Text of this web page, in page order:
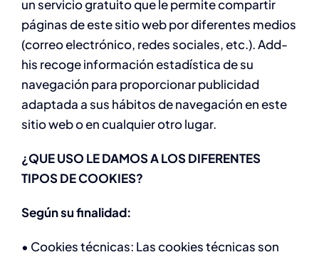
un servicio gratuito que le permite compartir
páginas de este sitio web por diferentes medios
(correo electrónico, redes sociales, etc.). Add-
his recoge información estadística de su
navegación para proporcionar publicidad
adaptada a sus hábitos de navegación en este
sitio web o en cualquier otro lugar.
¿QUE USO LE DAMOS A LOS DIFERENTES
TIPOS DE COOKIES?
Según su finalidad:
• Cookies técnicas: Las cookies técnicas son